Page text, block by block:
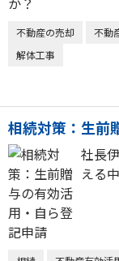
不動産の売却 不動
解体工事
相続対策：生前
社長
える